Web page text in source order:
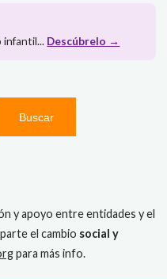
infantil... Descúbrelo →
Buscar
y apoyo entre entidades y el
el cambio social y
para más info.